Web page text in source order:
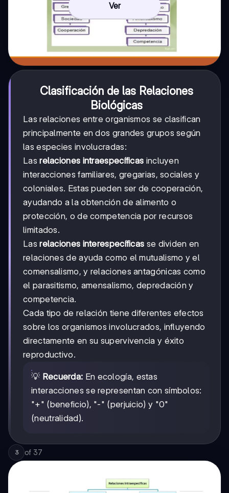
Ver
Clasificación de las Relaciones
Biológicas
Las relaciones entre organismos se clasifican
principalmente en dos grandes grupos según
las especies involucradas:
Lasrelaciones intraespecíficas incluyen
interacciones familiares, gregarias, sociales y
coloniales. Estas pueden ser de cooperación,
ayudando a la obtención de alimento o
protección, o de competencia por recursos
limitados.
Lasrelaciones interespecíficas se dividen en
relaciones de ayuda como el mutualismo y el
comensalismo, y relaciones antagónicas como
el parasitismo, amensalismo, depredación y
competencia.
Cada tipo de relación tiene diferentes efectos
sobre los organismos involucrados, influyendo
directamente en su supervivencia y éxito
reproductivo.
💡 Recuerda: En ecología, estas
interacciones se representan con símbolos:
"+" (beneficio), "-" (perjuicio) y "0"
(neutralidad).
3 of 37